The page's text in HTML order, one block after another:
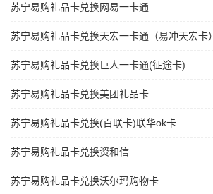
苏宁易购礼品卡兑换网易一卡通
苏宁易购礼品卡兑换天宏一卡通（易冲天宏卡）
苏宁易购礼品卡兑换巨人一卡通(征途卡)
苏宁易购礼品卡兑换美团礼品卡
苏宁易购礼品卡兑换(百联卡)联华ok卡
苏宁易购礼品卡兑换资和信
苏宁易购礼品卡兑换沃尔玛购物卡